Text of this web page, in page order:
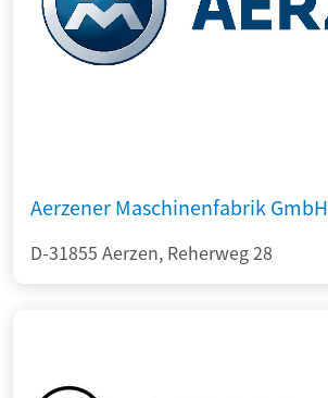
Aerzener Maschinenfabrik GmbH
D-31855 Aerzen, Reherweg 28